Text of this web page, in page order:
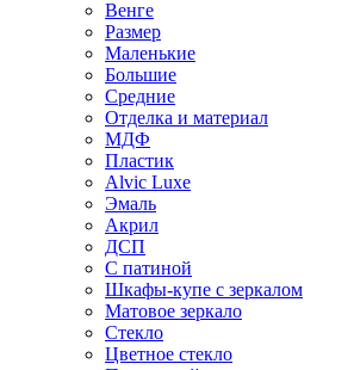
Венге
Размер
Маленькие
Большие
Средние
Отделка и материал
МДФ
Пластик
Alvic Luxe
Эмаль
Акрил
ДСП
С патиной
Шкафы-купе с зеркалом
Матовое зеркало
Стекло
Цветное стекло